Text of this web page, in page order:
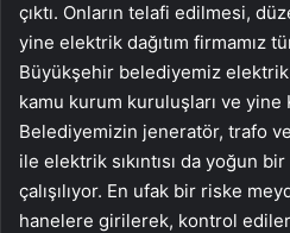
çıktı. Onların telafi edilmesi,
yine elektrik dağıtım firmamız
Büyükşehir belediyemiz
kamu kurum kuruluşları ve
Belediyemizin jeneratör, trafo
ile elektrik sıkıntısı da yoğun
çalışılıyor. En ufak bir riske
hanelere girilerek, kontrol